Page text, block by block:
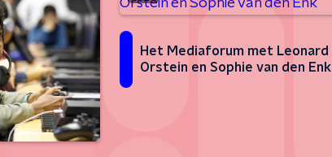
Het Mediaforum met Leonard
Orstein en Sophie van den Enk